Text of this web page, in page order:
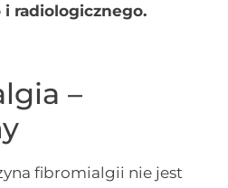
radiologicznego.
–
fibromialgii nie jest